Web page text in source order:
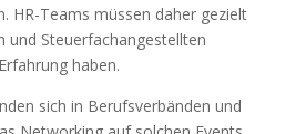
HR-Teams müssen daher gezielt
und Steuerfachangestellten
haben.
sich in Berufsverbänden und